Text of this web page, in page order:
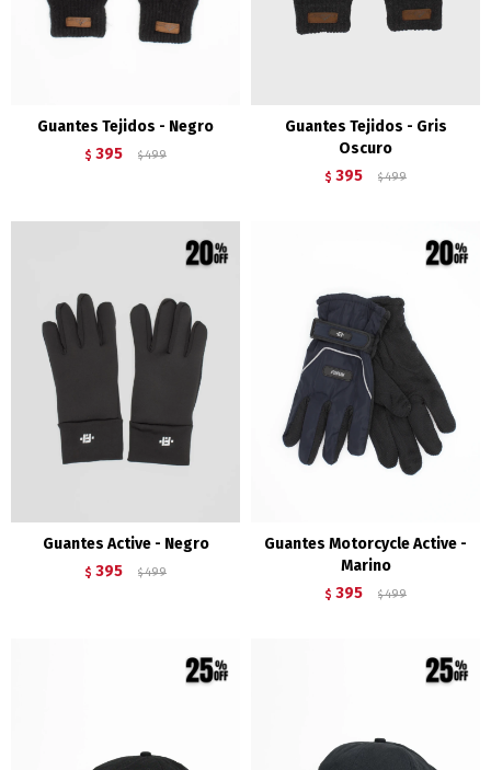
Guantes Tejidos - Negro
$ 395 $ 499
Guantes Tejidos - Gris
Oscuro
$ 395 $ 499
Guantes Active - Negro
$ 395 $ 499
Guantes Motorcycle Active -
Marino
$ 395 $ 499